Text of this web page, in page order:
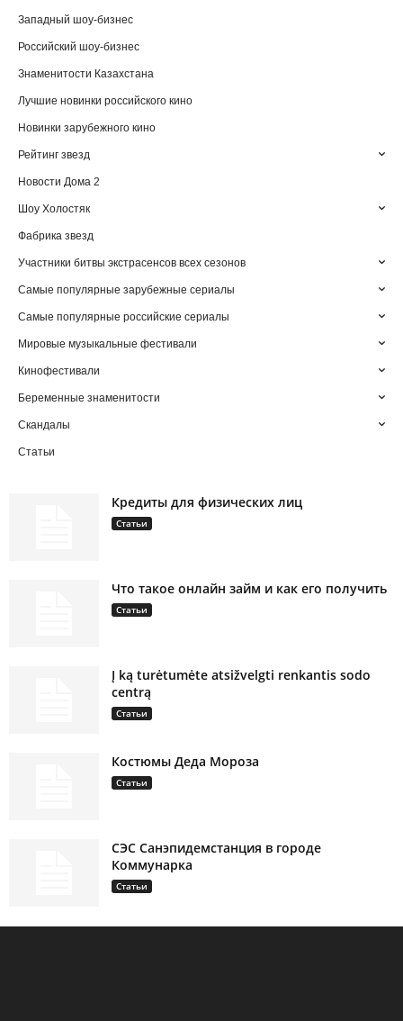
Западный шоу-бизнес
Российский шоу-бизнес
Знаменитости Казахстана
Лучшие новинки российского кино
Новинки зарубежного кино
Рейтинг звезд
Новости Дома 2
Шоу Холостяк
Фабрика звезд
Участники битвы экстрасенсов всех сезонов
Самые популярные зарубежные сериалы
Самые популярные российские сериалы
Мировые музыкальные фестивали
Кинофестивали
Беременные знаменитости
Скандалы
Статьи
Кредиты для физических лиц
Статьи
Что такое онлайн займ и как его получить
Статьи
Į ką turėtumėte atsižvelgti renkantis sodo
centrą
Статьи
Костюмы Деда Мороза
Статьи
СЭС Санэпидемстанция в городе
Коммунарка
Статьи